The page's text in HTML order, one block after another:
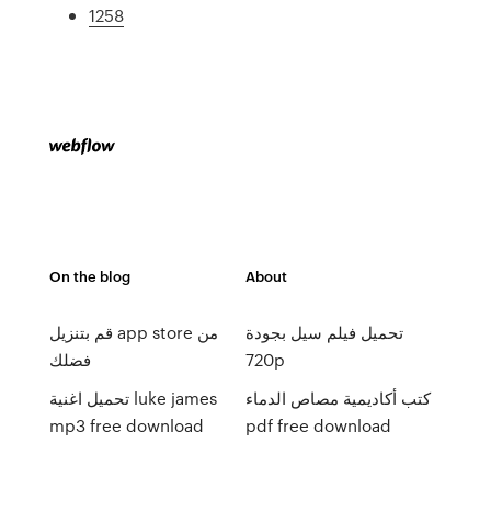
1258
On the blog
قم بتنزيل app store من
فضلك
تحميل اغنية luke james
mp3 free download
About
تحميل فيلم سيل بجودة
720p
كتب أكاديمية مصاص الدماء
pdf free download